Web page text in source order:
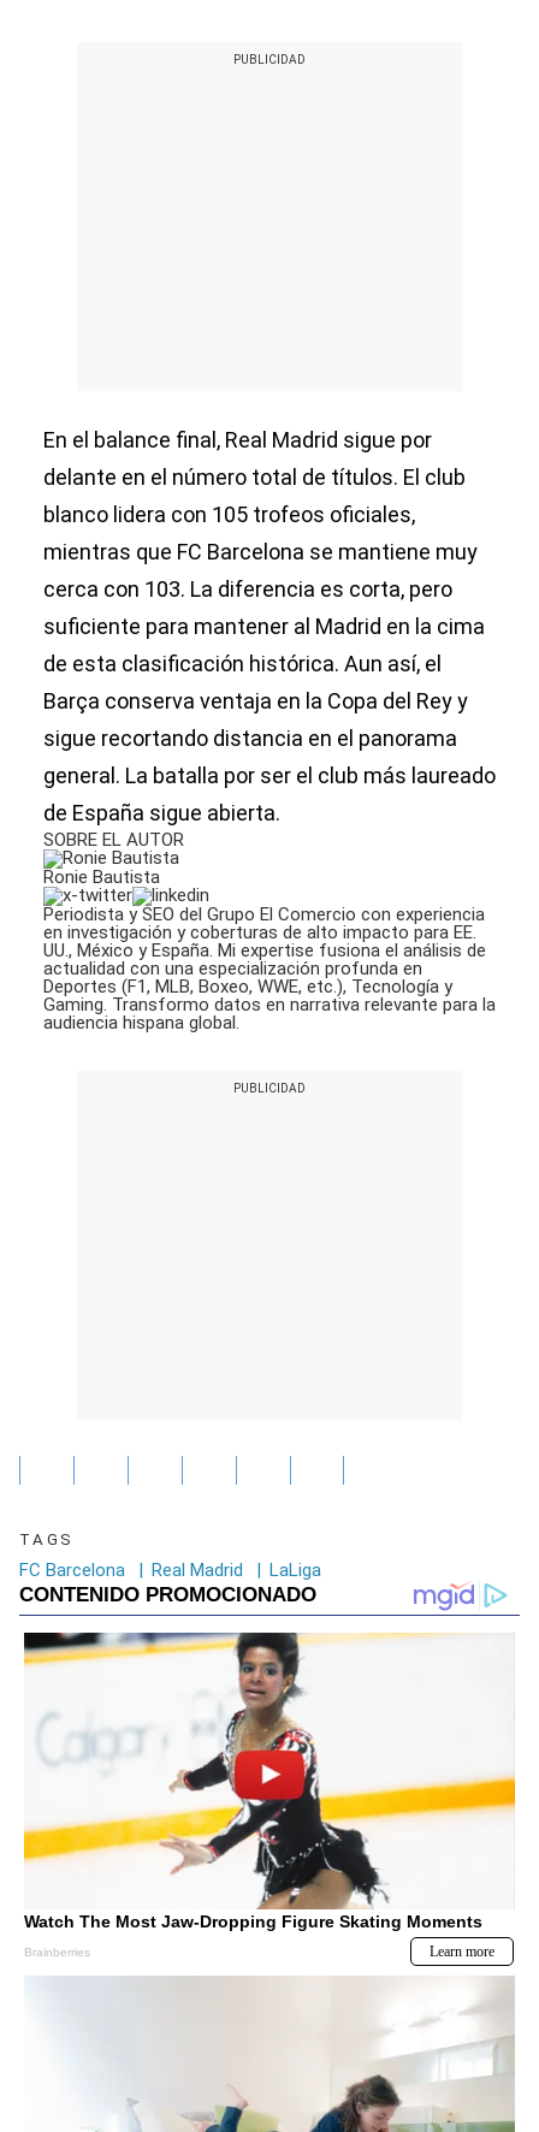
En el balance final, Real Madrid sigue por
delante en el número total de títulos. El club
blanco lidera con 105 trofeos oficiales,
mientras que FC Barcelona se mantiene muy
cerca con 103. La diferencia es corta, pero
suficiente para mantener al Madrid en la cima
de esta clasificación histórica. Aun así, el
Barça conserva ventaja en la Copa del Rey y
sigue recortando distancia en el panorama
general. La batalla por ser el club más laureado
de España sigue abierta.
SOBRE EL AUTOR
Ronie Bautista
Periodista y SEO del Grupo El Comercio con experiencia
en investigación y coberturas de alto impacto para EE.
UU., México y España. Mi expertise fusiona el análisis de
actualidad con una especialización profunda en
Deportes (F1, MLB, Boxeo, WWE, etc.), Tecnología y
Gaming. Transformo datos en narrativa relevante para la
audiencia hispana global.
TAGS
FC Barcelona | Real Madrid | LaLiga